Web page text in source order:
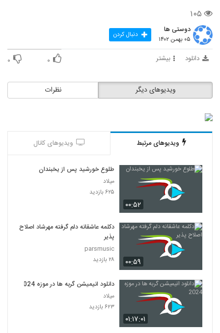
۱۰۵
دوستی ها
۰۵ بهمن ۱۴۰۲ دنبال کردن
دانلود بیشتر ۰ ۰
نظرات ویدیوهای دیگر
ویدیوهای مرتبط ویدیوهای کانال
۰۰:۵۲
طلوع خورشید پس از یخبندان
میلاد
۶۲۵ بازدید
۰۰:۵۹
دکلمه عاشقانه دلم گرفته مهرشاد اصلاح
پذیر
parsmusic
۲۸ بازدید
۰۱:۱۷:۰۱
دانلود انیمیشن گربه ها در موزه 2024
میلاد
۶۲۳ بازدید